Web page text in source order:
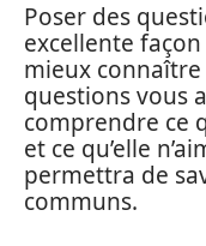
Poser des
excellente
mieux
questions vous
comprendre ce
et ce qu’elle
permettra de
communs.